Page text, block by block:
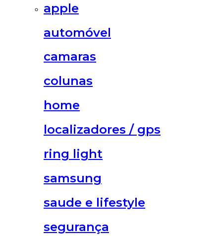
apple
automóvel
camaras
colunas
home
localizadores / gps
ring light
samsung
saude e lifestyle
segurança